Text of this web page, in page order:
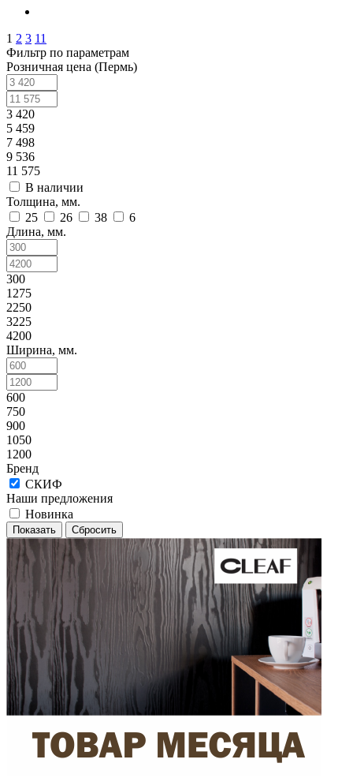
1 2 3 11
Фильтр по параметрам
Розничная цена (Пермь)
3 420
5 459
7 498
9 536
11 575
В наличии
Толщина, мм.
25
26 38
6
Длина, мм.
300
1275
2250
3225
4200
Ширина, мм.
600
750
900
1050
1200
Бренд
СКИФ
Наши предложения
Новинка
Сбросить